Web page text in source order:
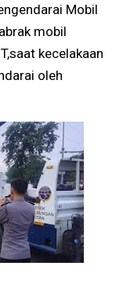
Mobil
mobil
kecelakaan
oleh